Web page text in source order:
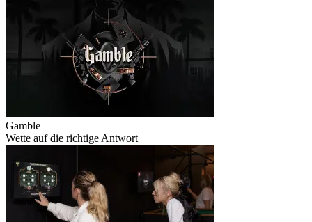
Gamble
Wette auf die richtige Antwort